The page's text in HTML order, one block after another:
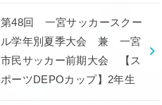
第48回 一宮サッカースクー
ル学年別夏季大会 兼 一宮
市民サッカー前期大会 【ス
ポーツDEPOカップ】2年生